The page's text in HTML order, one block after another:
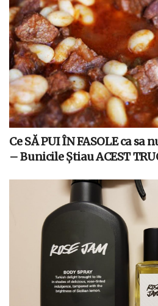
Ce SĂ PUI ÎN FASOLE ca sa
– Bunicile Știau ACEST